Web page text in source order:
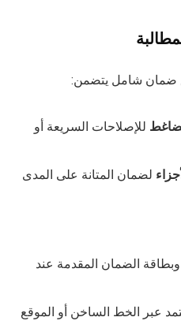
ضمان شامل يتضمن:
للإصلاحات السريعة أو
لضمان المتانة على المدى
الضمان المقدمة عند
عبر الخط الساخن أو الموقع